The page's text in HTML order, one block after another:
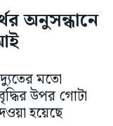
অনুসন্ধানে
মতো
উপর গোটা
হয়েছে